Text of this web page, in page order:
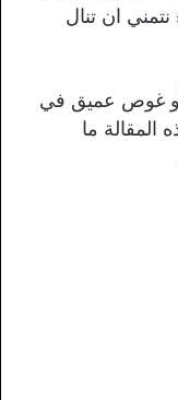
ان تنال
أو غوص عميق في
ما